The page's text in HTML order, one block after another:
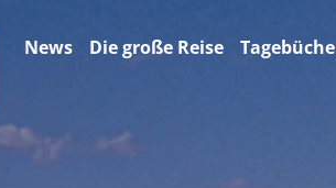
News Die große Reise